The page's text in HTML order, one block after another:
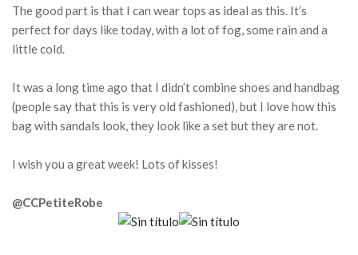
The good part is that I can wear tops as ideal as this. It’s
perfect for days like today, with a lot of fog, some rain and a
little cold.
It was a long time ago that I didn’t combine shoes and handbag
(people say that this is very old fashioned), but I love how this
bag with sandals look, they look like a set but they are not.
I wish you a great week! Lots of kisses!
@CCPetiteRobe